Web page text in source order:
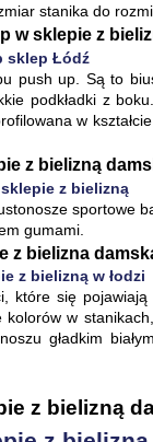
stanika do
w sklepie z
push up. Są to
podkładki z
w
z bielizną
sportowe
gumami.
z bielizna
się
w
gładkim
z bielizną